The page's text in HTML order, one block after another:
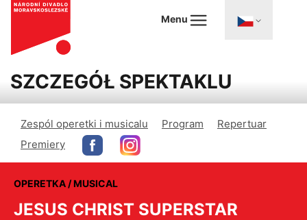
Menu
SZCZEGÓŁ SPEKTAKLU
Zespól operetki i musicalu Program
Repertuar
Premiery
OPERETKA / MUSICAL
JESUS CHRIST SUPERSTAR